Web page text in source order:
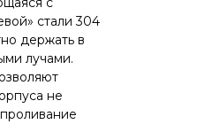
стали 304
держать в
лучами.
не